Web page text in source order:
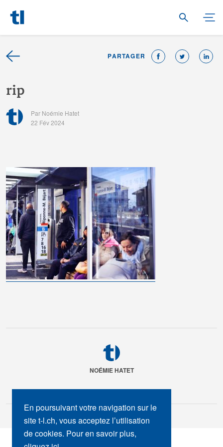
PARTAGER
rip
Par Noémie Hatet
22 Fév 2024
NOÉMIE HATET
En poursuivant votre navigation sur le
site t-l.ch, vous acceptez l’utilisation
de cookies. Pour en savoir plus,